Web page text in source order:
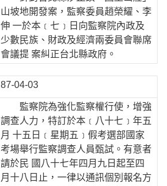
山坡地開發案，監察委員趙榮耀、李
伸 一於本﹝七﹞日向監察院內政及
少數民族、財政及經濟兩委員會聯席
會議提 案糾正台北縣政府。
87-04-03
監察院為強化監察權行使，增強
調查人力，特訂於本﹝八十七﹞年五
月 十五日﹝星期五﹞假考選部國家
考場舉行監察調查人員甄試。有意者
請於民 國八十七年四月九日起至四
月十八日止，一律以通訊個別報名方